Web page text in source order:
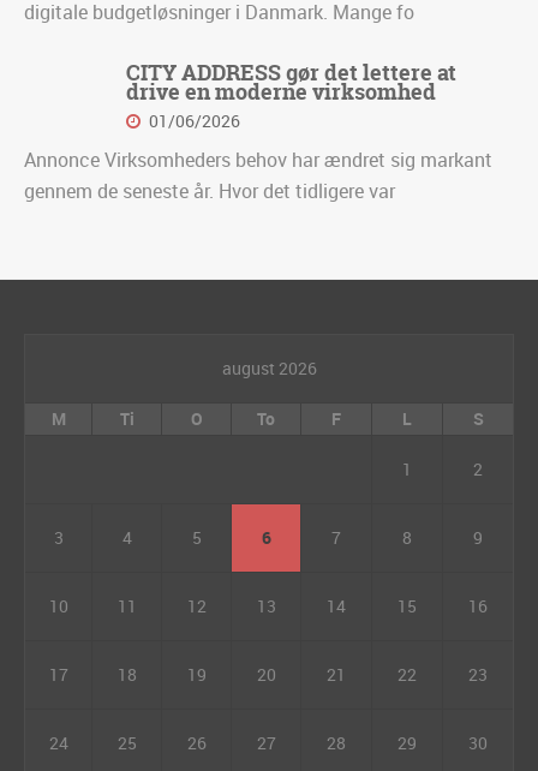
digitale budgetløsninger i Danmark. Mange fo
CITY ADDRESS gør det lettere at
drive en moderne virksomhed
01/06/2026
Annonce Virksomheders behov har ændret sig markant
gennem de seneste år. Hvor det tidligere var
august 2026
M Ti O To F L S
1 2
3 4 5 6 7 8 9
10 11 12 13 14 15 16
17 18 19 20 21 22 23
24 25 26 27 28 29 30